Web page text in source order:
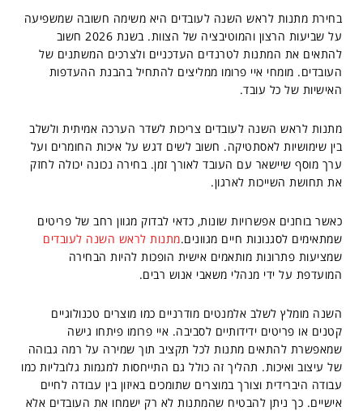
בחירת מתנות לראש השנה לעובדים היא משימה חשובה שמשפיעה
על שביעות הרצון והמוטיבציה של הצוות. בשנת 2026 חשוב
להתאים את המתנות לטרנדים העדכניים ולצרכים המשתנים של
העובדים. מומחי איי פרומו ממליצים להתחיל בהבנת ההעדפות
האישיות של כל עובד.
מתנות לראש השנה לעובדים צריכות לשדר הערכה אמיתית ולשלב
בין שימושיות לאסתטיקה. חשוב לשים דגש על איכות החומרים ועל
ערך מוסף שיישאר עם העובד לאורך זמן. בחירה נכונה יכולה לחזק
את תחושת השייכות לארגון.
כאשר בוחנים אפשרויות שונות, כדאי לבדוק מגוון רחב של פריטים
שמתאימים לסגנונות חיים מגוונים.מתנות לראש השנה לעובדים
שמציעות פתרונות מותאמים אישית הופכות להיות הבחירה
המועדפת על ידי מנהלי משאבי אנוש רבים.
השנה מומלץ לשלב אלמנטים מודרניים כמו מוצרים טכנולוגיים
קטנים או פריטים ידידותיים לסביבה. איי פרומו פיתחו גישה
שמאפשרת להתאים מתנות לכל תקציב תוך שמירה על רמה גבוהה
של עיצוב ואיכות. תהליך זה כולל גם התייחסות למגמות גלובליות כמו
עבודה היברידית וצורך במוצרים שתומכים באיזון בין עבודה לחיים
אישיים. כך ניתן להבטיח שהמתנות לא רק ישמחו את העובדים אלא